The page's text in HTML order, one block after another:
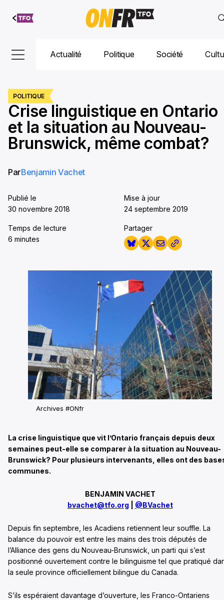
Aller au
contenu
Actualité Politique Société
POLITIQUE
Crise linguistique en Ontario
et la situation au Nouveau-
Brunswick, même combat?
ParBenjamin Vachet
Publié le
30 novembre 2018
Mise à jour
24 septembre 2019
Temps de lecture
6 minutes
Partager
Archives #ONfr
La crise linguistique que vit l’Ontario français depuis deux
semaines peut-elle se comparer à la situation au Nouveau-
Brunswick? Pour plusieurs intervenants, elles ont des
communes.
BENJAMIN VACHET
bvachet@tfo.org
@BVachet
Depuis fin septembre, les Acadiens retiennent leur souffle. La
balance du pouvoir est entre les mains des trois députés de
l’Alliance des gens du Nouveau-Brunswick, un parti qui s’est
positionné ouvertement contre le bilinguisme tel que pratiqué
la seule province officiellement bilingue du Canada.
S’ils espéraient davantage d’ouverture, les Franco-Ontariens